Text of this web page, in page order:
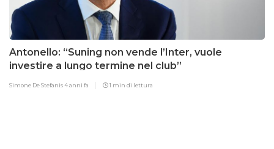
Antonello: “Suning non vende l’Inter, vuole
investire a lungo termine nel club”
Simone De Stefanis4 anni fa 1 min di lettura